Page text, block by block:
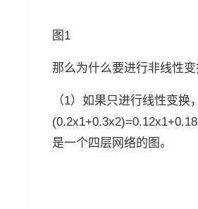
图1
那么为什么要进行非线性变
（1）如果只进行线性变
是一个四层网络的图。